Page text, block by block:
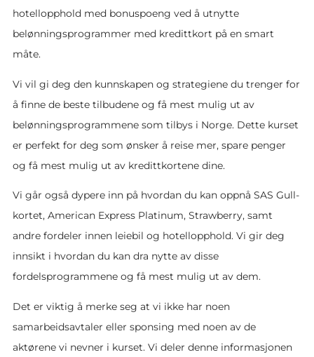
hotellopphold med bonuspoeng ved å utnytte
belønningsprogrammer med kredittkort på en smart
måte.
Vi vil gi deg den kunnskapen og strategiene du trenger for
å finne de beste tilbudene og få mest mulig ut av
belønningsprogrammene som tilbys i Norge. Dette kurset
er perfekt for deg som ønsker å reise mer, spare penger
og få mest mulig ut av kredittkortene dine.
Vi går også dypere inn på hvordan du kan oppnå SAS Gull-
kortet, American Express Platinum, Strawberry, samt
andre fordeler innen leiebil og hotellopphold. Vi gir deg
innsikt i hvordan du kan dra nytte av disse
fordelsprogrammene og få mest mulig ut av dem.
Det er viktig å merke seg at vi ikke har noen
samarbeidsavtaler eller sponsing med noen av de
aktørene vi nevner i kurset. Vi deler denne informasjonen